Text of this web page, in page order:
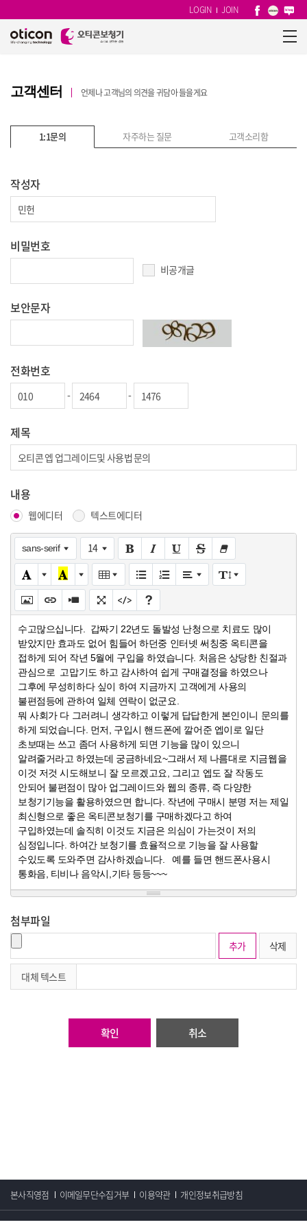
LOGIN JOIN
고객센터 언제나 고객님의 의견을 귀담아 들을게요
1:1문의 자주하는 질문 고객소리함
작성자
비밀번호
비공개글
보안문자
전화번호
- -
제목
내용
웹에디터 텍스트에디터
sans-serif 14
수고많으십니다. 갑짜기 22년도 돌발성 난청으로 치료도 많이
받았지만 효과도 없어 힘들어 하던중 인터넷 써칭중 옥티콘을
접하게 되어 작년 5월에 구입을 하였습니다. 처음은 상당한 친절과
관심으로 고맙기도 하고 감사하여 쉽게 구매결정을 하였으나
그후에 무성히하다 싶이 하여 지금까지 고객에게 사용의
불편점등에 관하여 일체 연락이 없군요.
뭐 사회가 다 그러려니 생각하고 이렇게 답답한게 본인이니 문의를
하게 되었습니다. 먼저, 구입시 핸드폰에 깔어준 엡이로 일단
초보때는 쓰고 좀더 사용하게 되면 기능을 많이 있으니
알려줄거라고 하였는데 궁금하네요~그래서 제 나름대로 지금웹을
이것 저것 시도해보니 잘 모르겠고요, 그리고 엡도 잘 작동도
안되어 불편점이 많아 업그레이드와 웹의 종류, 즉 다양한
보청기기능을 활용하였으면 합니다. 작년에 구매시 분명 저는 제일
최신형으로 좋은 옥티콘보청기를 구매하겠다고 하여
구입하였는데 솔직히 이것도 지금은 의심이 가는것이 저의
심정입니다. 하여간 보청기를 효율적으로 기능을 잘 사용할
수있도록 도와주면 감사하겠습니다. 예를 들면 핸드폰사용시
통화음, 티비나 음악시,기타 등등~~~
첨부파일
추가 삭제
대체 텍스트
취소
본사직영점 이메일무단수집거부 이용약관 개인정보취급방침